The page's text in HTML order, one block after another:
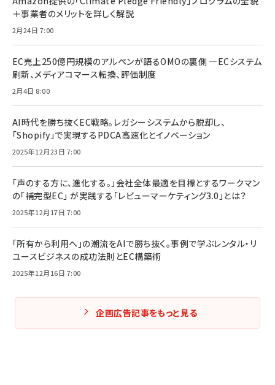
＋事業者のメリットを詳しく解説
2月24日 7:00
EC売上250億円規模のアルペンが語るOMOの裏側 ―ECシステム
刷新、メディアコマース転換、評価制度
2月4日 8:00
AI時代を勝ち抜くEC戦略。レガシーシステムから脱却し、
「Shopify」で実現するPDCA高速化とイノベーション
2025年12月23日 7:00
「声のする方に、進化する。」会社全体最適を目標とするワークマン
の「補完型EC」 が実践する「レビューマーケティング3.0」とは？
2025年12月17日 7:00
「所有から利用へ」の潮流をAIで勝ち抜く。事例で学ぶレンタル・リ
ユースビジネスの成功法則とEC構築術
2025年12月16日 7:00
企画広告記事をもっと見る